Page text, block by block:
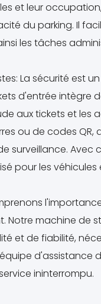
et leur
du parking. Il
les tâches
La sécurité est
d'entrée intègre
aux tickets et les
ou de codes
surveillance. Avec
pour les véhicules
Notre machine de
et de fiabilité,
d'assistance
ininterrompu.